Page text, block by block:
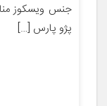
پژو پارس […]